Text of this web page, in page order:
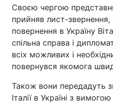
Своєю чергою
прийняв лист-звернення,
повернення в Україну
спільна справа і
всіх можливих і
повернувся якомога
Також вони передадуть
Італії в Україні з